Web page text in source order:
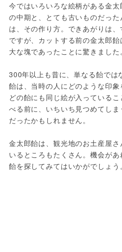
今ではいろいろな絵柄がある金
の中期と、とても古いものだっ
は、その作り方。できあがりは
ですが、カットする前の金太郎
大な塊であったことに驚きました。
300年以上も昔に、単なる飴では
飴は、当時の人にどのような印象
どの飴にも同じ絵が入っている
べる前に、いちいち見つめてし
だったかもしれません。
金太郎飴は、観光地のお土産屋
いるところもたくさん。機会が
飴を探してみてはいかがでしょう。